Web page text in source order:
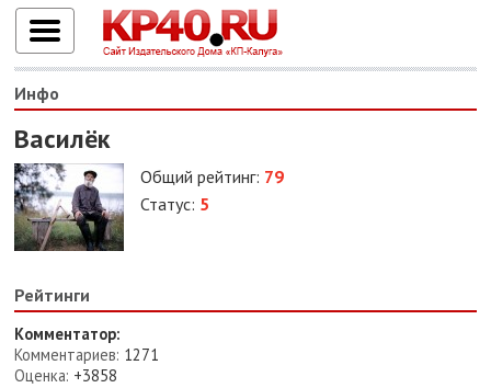
Инфо
Василёк
Общий рейтинг: 79
Статус: 5
Рейтинги
Комментатор:
Комментариев: 1271
Оценка: +3858